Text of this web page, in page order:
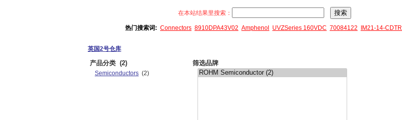
在本站结果里搜索：
热门搜索词: Connectors 8910DPA43V02 Amphenol UVZSeries 160VDC 70084122 IM21-14-CDTRI
英国2号仓库
产品分类 (2)
Semiconductors (2)
筛选品牌